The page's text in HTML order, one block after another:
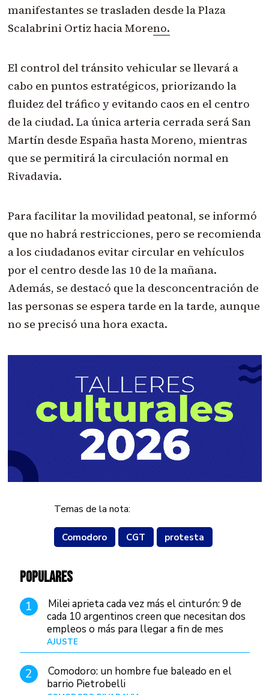
manifestantes se trasladen desde la Plaza
Scalabrini Ortiz hacia Moreno.
El control del tránsito vehicular se llevará a
cabo en puntos estratégicos, priorizando la
fluidez del tráfico y evitando caos en el centro
de la ciudad. La única arteria cerrada será San
Martín desde España hasta Moreno, mientras
que se permitirá la circulación normal en
Rivadavia.
Para facilitar la movilidad peatonal, se informó
que no habrá restricciones, pero se recomienda
a los ciudadanos evitar circular en vehículos
por el centro desde las 10 de la mañana.
Además, se destacó que la desconcentración de
las personas se espera tarde en la tarde, aunque
no se precisó una hora exacta.
Temas de la nota:
Comodoro CGT protesta
POPULARES
1
Milei aprieta cada vez más el cinturón: 9 de
cada 10 argentinos creen que necesitan dos
empleos o más para llegar a fin de mes
AJUSTE
2
Comodoro: un hombre fue baleado en el
barrio Pietrobelli